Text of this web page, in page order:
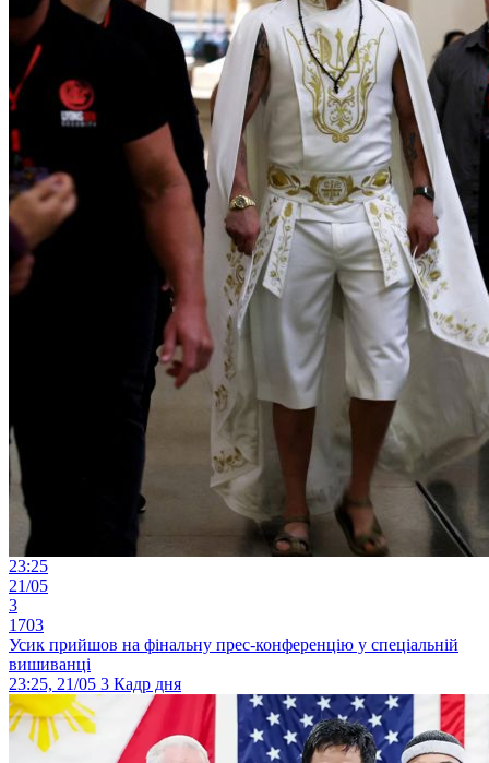
23:25
21/05
3
1703
Усик прийшов на фінальну прес-конференцію у спеціальній
вишиванці
23:25, 21/05 3 Кадр дня